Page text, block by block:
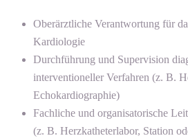
Oberärztliche Verantwortung für
Kardiologie
Durchführung und Supervision
interventioneller Verfahren (z. B.
Echokardiographie)
Fachliche und organisatorische
(z. B. Herzkatheterlabor, Station